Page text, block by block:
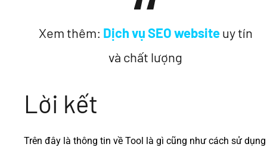
Xem thêm: Dịch vụ SEO websiteuy tín
và chất lượng
Lời kết
Trên đây là thông tin về Tool là gì cũng như cách sử dụng